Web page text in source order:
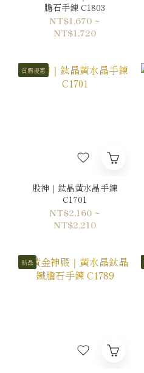
膽石手鍊 C1803
NT$1,670 ~
NT$1,720
首購優惠
股神｜鈦晶黃水晶手鍊
C1701
NT$2,160 ~
NT$2,210
新品